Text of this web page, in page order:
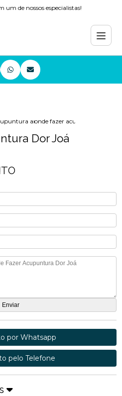
um de nossos especialistas!
ansiedade
onde fazer acupuntura dor joa
Dor Joá
por Whatsapp
pelo Telefone